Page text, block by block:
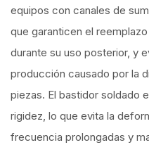
equipos con canales de
que garanticen el
durante su uso posterior, y
producción causado por la
piezas. El bastidor soldado
rigidez, lo que evita la
frecuencia prolongadas y